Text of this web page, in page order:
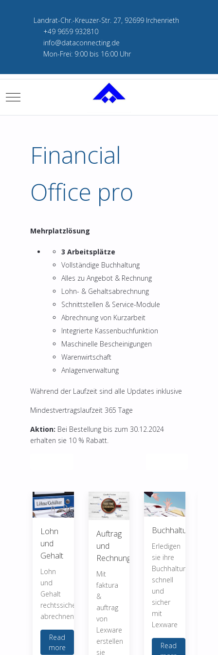
Landrat-Chr.-Kreuzer-Str. 27, 92699 Irchenrieth
+49 9659 932810
info@dataconnecting.de
Mon-Frei: 9:00 bis 16:00 Uhr
Mobile Menu Toggle
Financial
Office pro
Mehrplatzlösung
3 Arbeitsplätze
Vollständige Buchhaltung
Alles zu Angebot & Rechnung
Lohn- & Gehaltsabrechnung
Schnittstellen & Service-Module
Abrechnung von Kurzarbeit
Integrierte Kassenbuchfunktion
Maschinelle Bescheinigungen
Warenwirtschaft
Anlagenverwaltung
Während der Laufzeit sind alle Updates inklusive
Mindestvertragslaufzeit 365 Tage
Aktion: Bei Bestellung bis zum 30.12.2024
erhalten sie 10 % Rabatt.
Lohn
und
Gehalt
Lohn
und
Gehalt
rechtssicher
abrechnen.
Read
more
Auftrag
und
Rechnung
Mit
faktura
&
auftrag
von
Lexware
erstellen
sie
Buchhaltung
Erledigen
sie ihre
Buchhaltung
schnell
und
sicher
mit
Lexware
Read